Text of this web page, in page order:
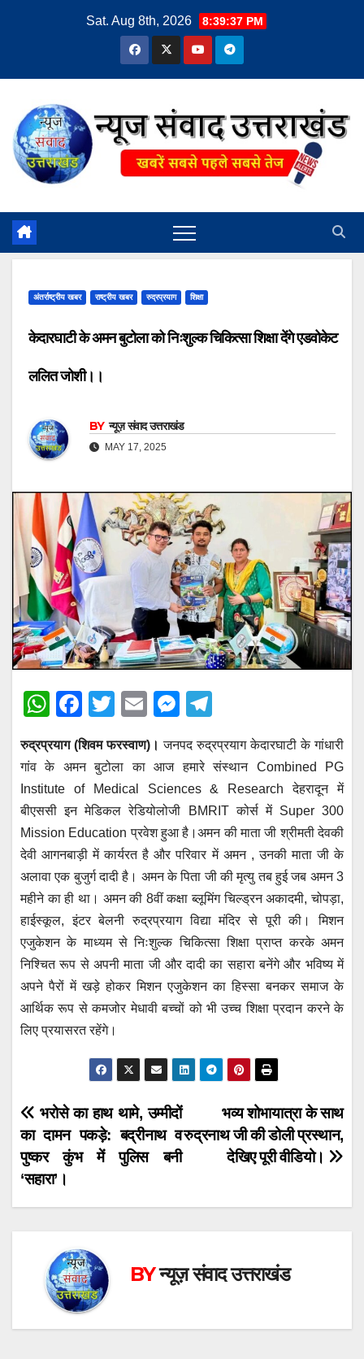
Sat. Aug 8th, 2026 8:39:37 PM
अंतर्राष्ट्रीय खबर राष्ट्रीय खबर रुद्रप्रयाग शिक्षा
केदारघाटी के अमन बुटोला को निःशुल्क चिकित्सा शिक्षा देंगे एडवोकेट
ललित जोशी।।
BY न्यूज़ संवाद उत्तराखंड
MAY 17, 2025
W
at
s
A
p
p
F
a
c
e
b
o
o
k
T
tt
er
E
ail
M
ss
e
n
g
er
e
gr
a
m
रुद्रप्रयाग (शिवम फरस्वाण)।जनपद रुद्रप्रयाग केदारघाटी के गांधारी
गांव के अमन बुटोला का आज हमारे संस्थान Combined PG
Institute of Medical Sciences & Research देहरादून में
बीएससी इन मेडिकल रेडियोलोजी BMRIT कोर्स में Super 300
Mission Education प्रवेश हुआ है।अमन की माता जी श्रीमती देवकी
देवी आगनबाड़ी में कार्यरत है और परिवार में अमन , उनकी माता जी के
अलावा एक बुजुर्ग दादी है। अमन के पिता जी की मृत्यु तब हुई जब अमन 3
महीने का ही था। अमन की 8वीं कक्षा ब्लूमिंग चिल्ड्रन अकादमी, चोपड़ा,
हाईस्कूल, इंटर बेलनी रुद्रप्रयाग विद्या मंदिर से पूरी की। मिशन
एजुकेशन के माध्यम से निःशुल्क चिकित्सा शिक्षा प्राप्त करके अमन
निश्चित रूप से अपनी माता जी और दादी का सहारा बनेंगे और भविष्य में
अपने पैरों में खड़े होकर मिशन एजुकेशन का हिस्सा बनकर समाज के
आर्थिक रूप से कमजोर मेधावी बच्चों को भी उच्च शिक्षा प्रदान करने के
लिए प्रयासरत रहेंगे।
Post
navigation
भव्य शोभायात्रा के साथ
रुद्रनाथ जी की डोली प्रस्थान,
देखिए पूरी वीडियो।
भरोसे का हाथ थामे, उम्मीदों
का दामन पकड़े: बद्रीनाथ व
पुष्कर कुंभ में पुलिस बनी
‘सहारा’।
BYन्यूज़ संवाद उत्तराखंड